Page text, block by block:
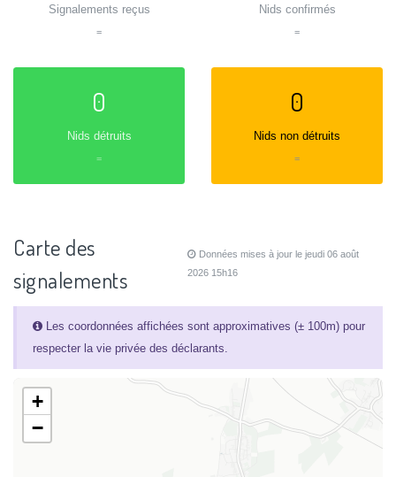
Signalements reçus
=
Nids confirmés
=
0
Nids détruits
=
0
Nids non détruits
=
Carte des
signalements
Données mises à jour le jeudi 06 août
2026 15h16
Les coordonnées affichées sont approximatives (± 100m) pour
respecter la vie privée des déclarants.
+
−